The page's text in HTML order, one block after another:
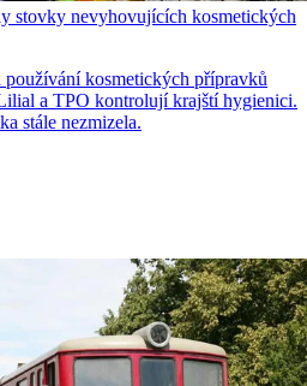
stovky nevyhovujících kosmetických
kosmetických přípravků
a TPO kontrolují krajští hygienici.
stále nezmizela.